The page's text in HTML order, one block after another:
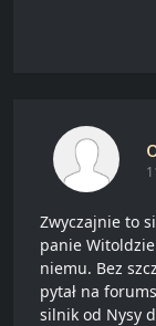
Zwyczajnie to
panie
niemu. Bez
pytał na
silnik od Nysy